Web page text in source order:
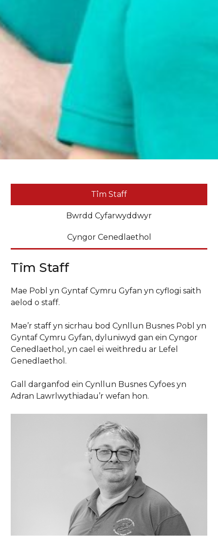
Tîm Staff
Bwrdd Cyfarwyddwyr
Cyngor Cenedlaethol
Tîm Staff
Mae Pobl yn Gyntaf Cymru Gyfan yn cyflogi saith
aelod o staff.
Mae’r staff yn sicrhau bod Cynllun Busnes Pobl yn
Gyntaf Cymru Gyfan, dyluniwyd gan ein Cyngor
Cenedlaethol, yn cael ei weithredu ar Lefel
Genedlaethol.
Gall darganfod ein Cynllun Busnes Cyfoes yn
Adran Lawrlwythiadau’r wefan hon.